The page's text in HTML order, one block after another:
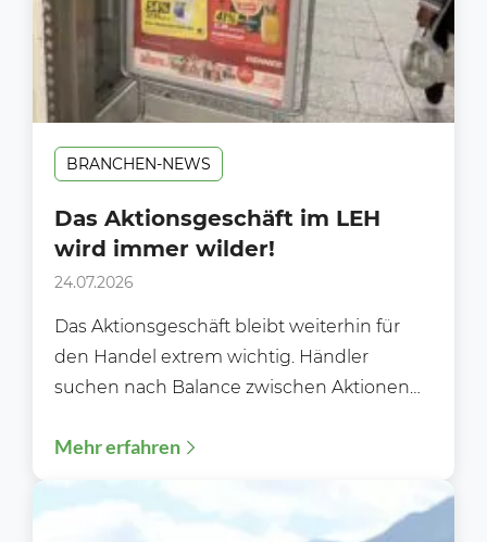
BRANCHEN-NEWS
Das Aktionsgeschäft im LEH
wird immer wilder!
24.07.2026
Das Aktionsgeschäft bleibt weiterhin für
den Handel extrem wichtig. Händler
suchen nach Balance zwischen Aktionen
Lebensmittelhandel bleiben Aktionspreise
und...
Mehr erfahren